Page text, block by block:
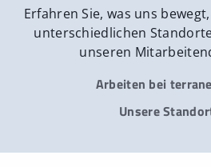
Externe Medien
Erfahren Sie, was uns
unterschiedlichen
unseren
Arbeiten bei
Unsere